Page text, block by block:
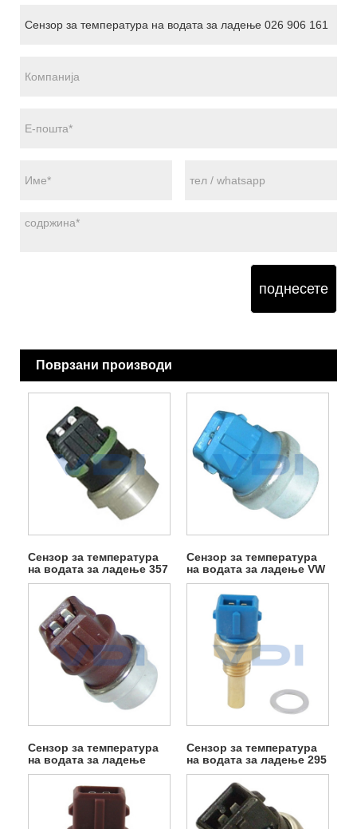
поднесете
Поврзани производи
Сензор за температура
на водата за ладење 357
919 501
Сензор за температура
на водата за ладење VW
12A648 Ba
Сензор за температура
на водата за ладење
95VW 8b607 еа
Сензор за температура
на водата за ладење 295